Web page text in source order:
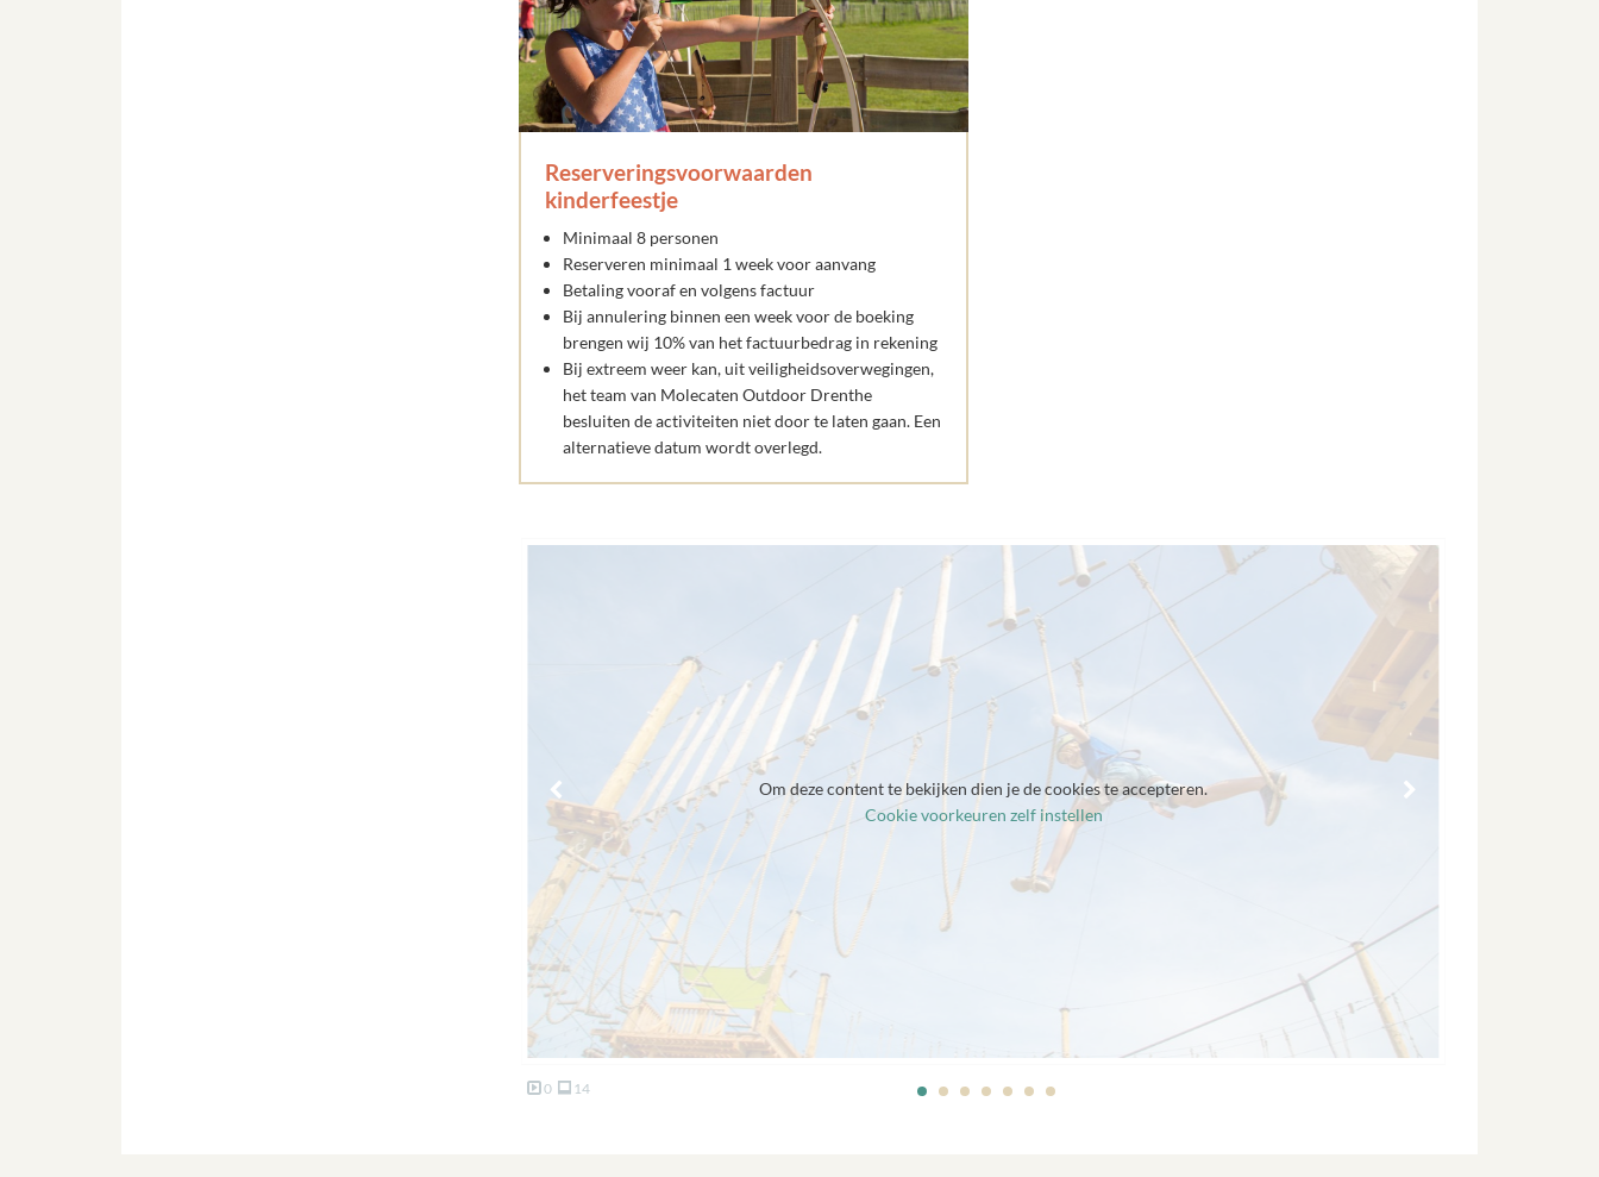
Reserveringsvoorwaarden
kinderfeestje
Minimaal 8 personen
Reserveren minimaal 1 week voor aanvang
Betaling vooraf en volgens factuur
Bij annulering binnen een week voor de boeking
brengen wij 10% van het factuurbedrag in rekening
Bij extreem weer kan, uit veiligheidsoverwegingen,
het team van Molecaten Outdoor Drenthe
besluiten de activiteiten niet door te laten gaan. Een
alternatieve datum wordt overlegd.
Om deze content te bekijken dien je de cookies te accepteren.
Cookie voorkeuren zelf instellen
0 14